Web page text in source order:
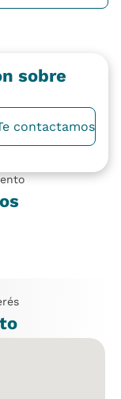
sobre
contactamos